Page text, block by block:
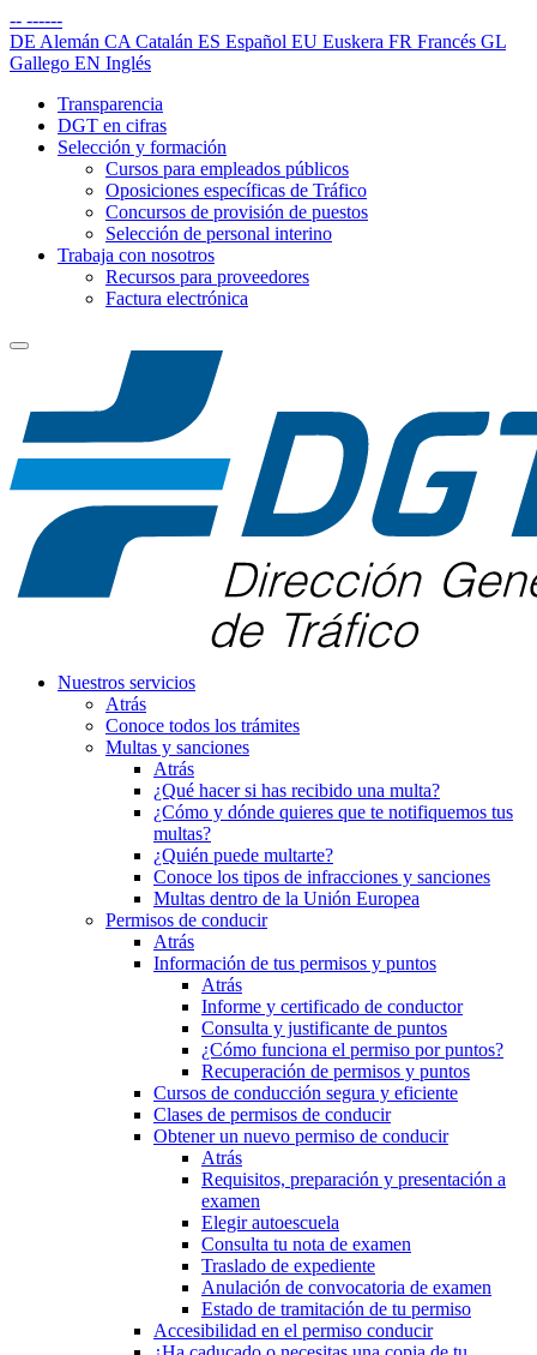
-- ------
DE Alemán CA Catalán ES Español EU Euskera FR Francés GL
Gallego EN Inglés
Transparencia
DGT en cifras
Selección y formación
Cursos para empleados públicos
Oposiciones específicas de Tráfico
Concursos de provisión de puestos
Selección de personal interino
Trabaja con nosotros
Recursos para proveedores
Factura electrónica
Nuestros servicios
Atrás
Conoce todos los trámites
Multas y sanciones
Atrás
¿Qué hacer si has recibido una multa?
¿Cómo y dónde quieres que te notifiquemos tus
multas?
¿Quién puede multarte?
Conoce los tipos de infracciones y sanciones
Multas dentro de la Unión Europea
Permisos de conducir
Atrás
Información de tus permisos y puntos
Atrás
Informe y certificado de conductor
Consulta y justificante de puntos
¿Cómo funciona el permiso por puntos?
Recuperación de permisos y puntos
Cursos de conducción segura y eficiente
Clases de permisos de conducir
Obtener un nuevo permiso de conducir
Atrás
Requisitos, preparación y presentación a
examen
Elegir autoescuela
Consulta tu nota de examen
Traslado de expediente
Anulación de convocatoria de examen
Estado de tramitación de tu permiso
Accesibilidad en el permiso conducir